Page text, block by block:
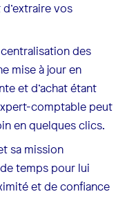
vos
des
mise à jour en
et d’achat étant
comptable peut
en quelques clics.
sa mission
temps pour lui
et de confiance